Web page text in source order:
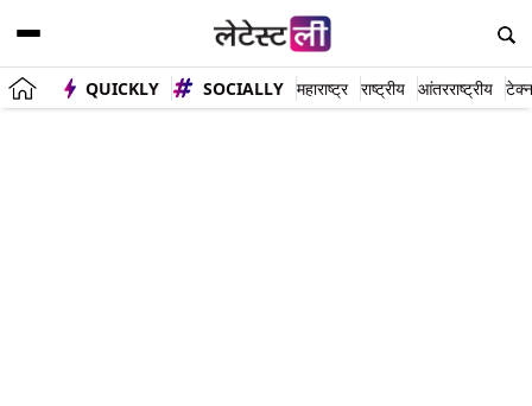
QUICKLY SOCIALLY महाराष्ट्र राष्ट्रीय आंतरराष्ट्रीय